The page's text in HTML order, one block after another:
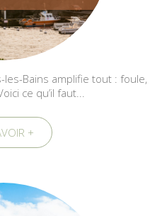
les-Bains amplifie tout : foule,
ce qu’il faut...
+